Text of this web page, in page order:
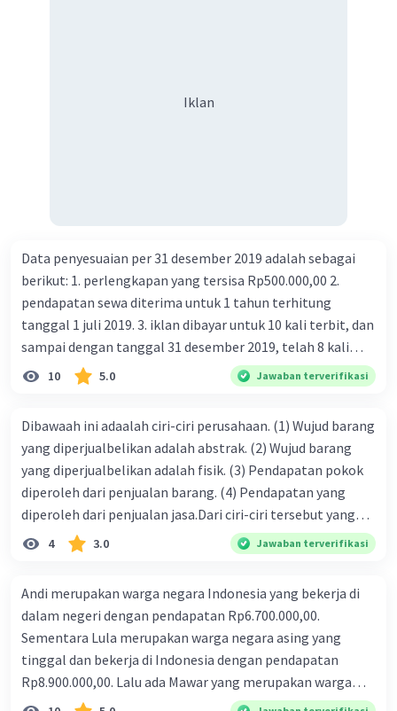
Iklan
Data penyesuaian per 31 desember 2019 adalah sebagai
berikut: 1. perlengkapan yang tersisa Rp500.000,00 2.
pendapatan sewa diterima untuk 1 tahun terhitung
tanggal 1 juli 2019. 3. iklan dibayar untuk 10 kali terbit, dan
sampai dengan tanggal 31 desember 2019, telah 8 kali
terbit. 4. gaji terutang untuk periode berjalan sebesar
Rp800.000,00 dari data di atas, pencatatan jurnal pembalik
10 5.0 Jawaban terverifikasi
Dibawaah ini adaalah ciri-ciri perusahaan. (1) Wujud barang
yang diperjualbelikan adalah abstrak. (2) Wujud barang
yang diperjualbelikan adalah fisik. (3) Pendapatan pokok
diperoleh dari penjualan barang. (4) Pendapatan yang
diperoleh dari penjualan jasa.Dari ciri-ciri tersebut yang
merupakan ciri dari perusahaan dagang ditunjukan pada
nomor…. a. 1 dan 3 b. 3 dan 4 c. 2 dan 3 d. 1 dan 2 e. 2 dan 4
4 3.0 Jawaban terverifikasi
Andi merupakan warga negara Indonesia yang bekerja di
dalam negeri dengan pendapatan Rp6.700.000,00.
Sementara Lula merupakan warga negara asing yang
tinggal dan bekerja di Indonesia dengan pendapatan
Rp8.900.000,00. Lalu ada Mawar yang merupakan warga
negara Indonesia yang tinggal dan bekerja di luar negeri